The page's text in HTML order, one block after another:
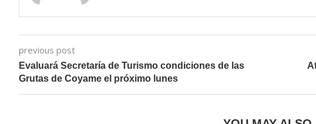
previous post
Evaluará Secretaría de Turismo condiciones de las
Grutas de Coyame el próximo lunes